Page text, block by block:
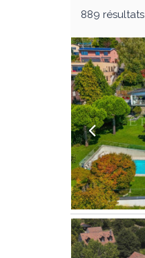
889 résultats